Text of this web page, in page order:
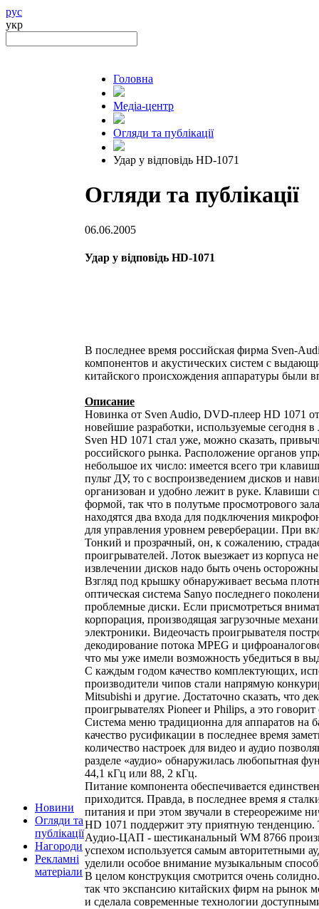
рус
укр
Новини
Огляди та
публікації
Нагороди
Рекламні
матеріали
Головна
Медіа-центр
Огляди та публікації
Удар у відповідь HD-1071
Огляди та публікації
06.06.2005
Удар у відповідь HD-1071
В последнее время российская фирма Sven-
компонентов и акустических систем с
китайского происхождения аппаратуры были
Описание
Новинка от Sven Audio, DVD-плеер HD 1071
новейшие разработки, используемые сегодня
Sven HD 1071 стал уже, можно сказать,
российского рынка. Расположение органов
небольшое их число: имеется всего три
пульт ДУ, то с воспроизведением дисков и
организован и удобно лежит в руке. Клавиши
формой, так что в полутьме просмотрового
находятся два входа для подключения
для управления уровнем реверберации. При
Тонкий и прозрачный, он, к сожалению,
проигрывателей. Лоток выезжает из корпуса
извлечении дисков надо быть очень
Взгляд под крышку обнаруживает весьма
оптическая система Sanyo последнего
проблемные диски. Если присмотреться
корпорация, производящая загрузочные
электроники. Видеочасть проигрывателя
декодирование потока MPEG и
что мы уже имели возможность убедиться в
С каждым годом качество комплектующих,
производители чипов стали напрямую
Mitsubishi и другие. Достаточно сказать, что
проигрывателях Pioneer и Philips, а это
Система меню традиционна для аппаратов на
качество русификации в последнее время
количество настроек для видео и аудио
разделе «аудио» обнаружилась любопытная
44,1 кГц или 88, 2 кГц.
Питание компонента обеспечивается
приходится. Правда, в последнее время я
питания и при этом звучали в стереорежиме
HD 1071 поддержит эту приятную тенденцию.
Аудио-ЦАП - шестиканальный WM 8766
успехом используется самым авторитетными
уделили особое внимание музыкальным
В целом конструкция смотрится очень
так что экспансию китайских фирм на рынок
и сделала современные технологии